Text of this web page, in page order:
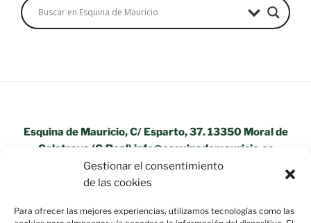
Gestionar el consentimiento
de las cookies
Para ofrecer las mejores experiencias, utilizamos tecnologías como las
Esquina de Mauricio, C/ Esparto, 37. 13350 Moral de
Calatrava (C.Real) info@esquinademauricio.es
«Aviso Legal»